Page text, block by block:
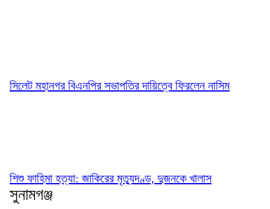
সিলেট মহানগর বিএনপির সভাপতির দায়িত্বে ফিরলেন নাসিম
শিশু ফাহিমা হত্যা: জাকিরের মৃত্যুদণ্ড, দুজনকে খালাস
সুনামগঞ্জ